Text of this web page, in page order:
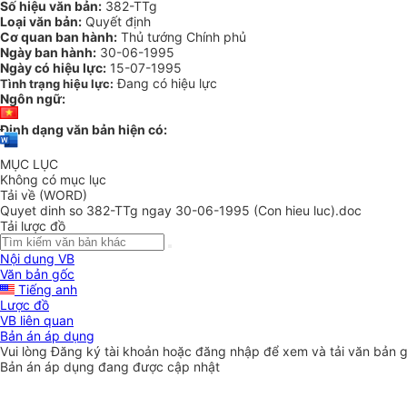
Số hiệu văn bản: 382-TTg
Loại văn bản: Quyết định
Cơ quan ban hành: Thủ tướng Chính phủ
Ngày ban hành: 30-06-1995
Ngày có hiệu lực: 15-07-1995
Tình trạng hiệu lực: Đang có hiệu lực
Ngôn ngữ:
Định dạng văn bản hiện có:
MỤC LỤC
Không có mục lục
Tải về (WORD)
Quyet dinh so 382-TTg ngay 30-06-1995 (Con hieu luc).doc
Tải lược đồ
Nội dung VB
Văn bản gốc
Tiếng anh
Lược đồ
VB liên quan
Bản án áp dụng
Vui lòngĐăng ký tài khoản hoặc đăng nhập để xem và tải văn bản
Bản án áp dụng đang được cập nhật